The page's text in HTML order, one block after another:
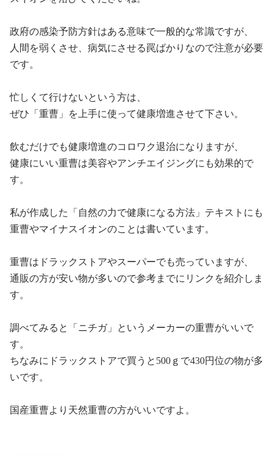
政府の感染予防方針はある意味で一般的な常識ですが、
人間を弱くさせ、病気にさせる罠ばかりなので注意が必要
です。
忙しくて行けないという方は、
ぜひ「重曹」を上手に使って健康増進させて下さい。
飲むだけでも健康増進のコロワク退治になりますが、
健康にいい重曹は美容やアンチエイジングにも効果的で
す。
私が作成した
「自然の力で健康になる方法」テキストにも
重曹やマイナスイオンのことは書いています。
重曹はドラックストアやスーパーでも売っていますが、
通販の方が安い物が多いので参考までにリンクを紹介しま
す。
調べてみると「ニチガ」というメーカーの重曹がいいで
す。
ちなみにドラックストアで買うと 500 ｇで430円位の物が多
いです。
国産重曹より天然重曹の方がいいですよ。